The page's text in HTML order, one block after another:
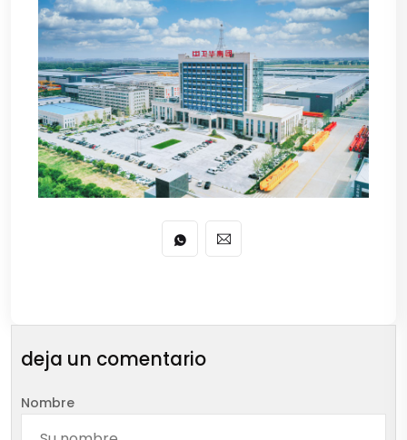
deja un comentario
Nombre